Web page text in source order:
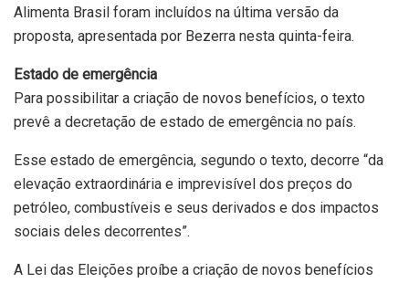
Alimenta Brasil foram incluídos na última versão da
proposta, apresentada por Bezerra nesta quinta-feira.
Estado de emergência
Para possibilitar a criação de novos benefícios, o texto
prevê a decretação de estado de emergência no país.
Esse estado de emergência, segundo o texto, decorre “da
elevação extraordinária e imprevisível dos preços do
petróleo, combustíveis e seus derivados e dos impactos
sociais deles decorrentes”.
A Lei das Eleições proíbe a criação de novos benefícios